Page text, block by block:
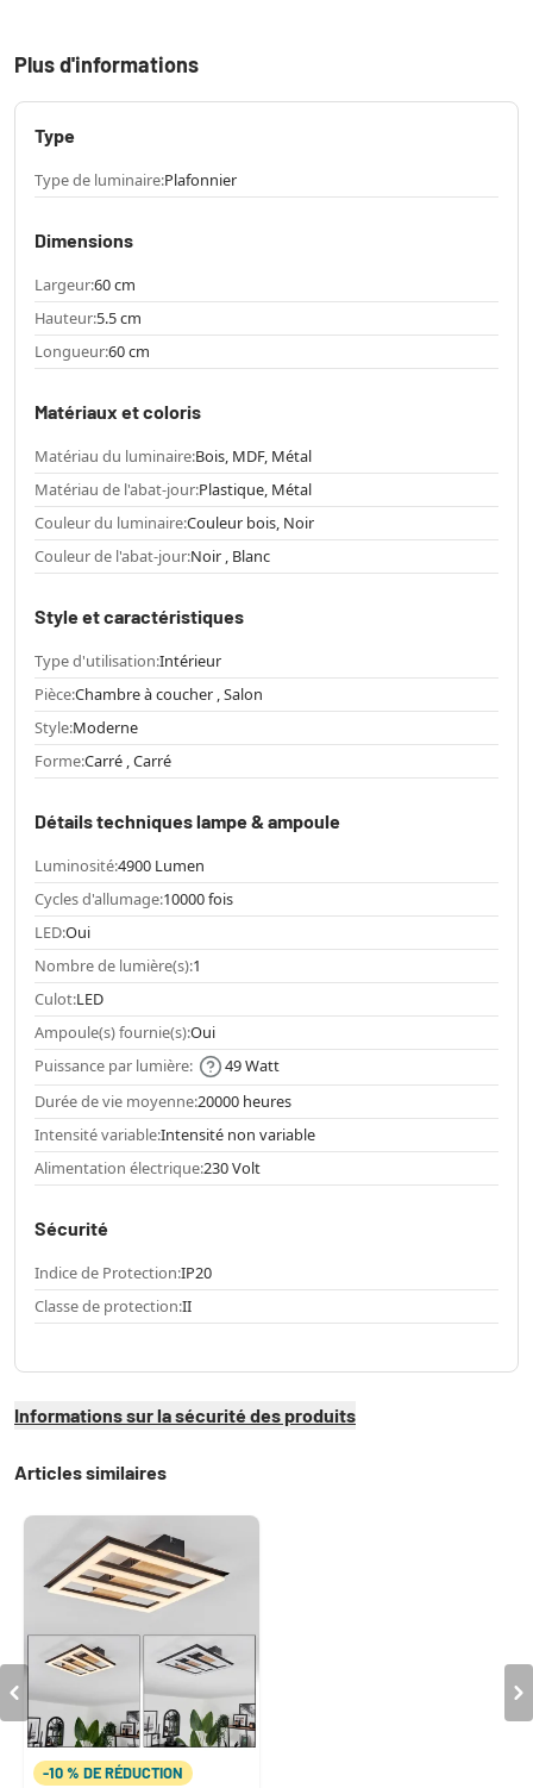
Plus d'informations
Type
Type de luminaire:Plafonnier
Dimensions
Largeur:60 cm
Hauteur:5.5 cm
Longueur:60 cm
Matériaux et coloris
Matériau du luminaire:Bois, MDF, Métal
Matériau de l'abat-jour:Plastique, Métal
Couleur du luminaire:Couleur bois, Noir
Couleur de l'abat-jour:Noir , Blanc
Style et caractéristiques
Type d'utilisation:Intérieur
Pièce:Chambre à coucher , Salon
Style:Moderne
Forme:Carré , Carré
Détails techniques lampe & ampoule
Luminosité:4900 Lumen
Cycles d'allumage:10000 fois
LED:Oui
Nombre de lumière(s):1
Culot:LED
Ampoule(s) fournie(s):Oui
Puissance par lumière:
49 Watt
Durée de vie moyenne:20000 heures
Intensité variable:Intensité non variable
Alimentation électrique:230 Volt
Sécurité
Indice de Protection:IP20
Classe de protection:II
Informations sur la sécurité des produits
Articles similaires
-10 % DE RÉDUCTION